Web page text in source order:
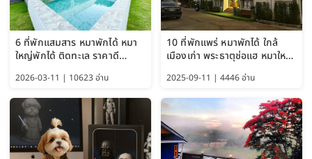
6 ที่พักแสมสาร หมาพักได้ หมา
ใหญ่พักได้ ติดทะเล ราคาดี
2026-03-11 | 10623 อ่าน
10 ที่พักแพร่ หมาพักได้ ใกล้
เมืองเก่า พระธาตุช่อแฮ หมาใหญ่
2025-09-11 | 4446 อ่าน